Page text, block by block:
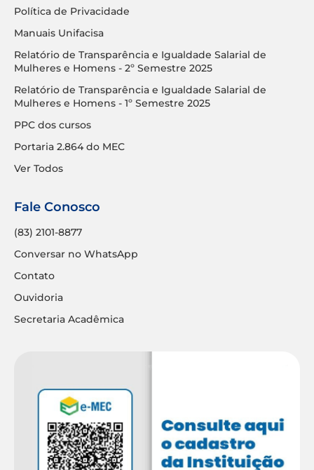
Política de Privacidade
Manuais Unifacisa
Relatório de Transparência e Igualdade Salarial de
Mulheres e Homens - 2º Semestre 2025
Relatório de Transparência e Igualdade Salarial de
Mulheres e Homens - 1º Semestre 2025
PPC dos cursos
Portaria 2.864 do MEC
Ver Todos
Fale Conosco
(83) 2101-8877
Conversar no WhatsApp
Contato
Ouvidoria
Secretaria Acadêmica